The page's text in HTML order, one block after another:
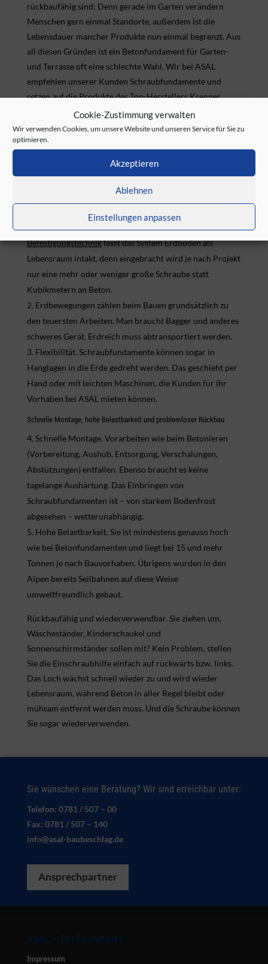
Cookie-Zustimmung verwalten
Wir verwenden Cookies, um unsere Website und unseren Service für Sie zu
optimieren.
Akzeptieren
Ablehnen
Einstellungen anpassen
rückbaufähig sind: Denn gerade im Garten verändern
Menschen gern einmal Standorte, außerdem ist die
Lebensdauer mancher Produkte nun einmal begrenzt. Aus
all diesen Gründen ist ein Betonfundament für Garten-
und Terrasse oft eine schlechte Wahl. Wir bei ASAL
empfehlen unserer Kunden Schraubfundamente und
setzen auf die Produkte des Top-Herstellers Krenner.
Die ökologisch und wirtschaftlich beste Lösung in der
dem Online-Shop von ASAL zu Garten & Terrassenbau:
Befestigungstechniklässt das System Erdboden als
Lebensraum intakt, denn eingebracht wird je nach Projekt
nur eine mehr oder weniger große Schraube statt
Kubikmetern an Beton.
Erdbewegungen zählen beim Bauen grundsätzlich zu
den teuersten Arbeiten. Man braucht Bagger und anderes
schweres Gerät, Erdreich muss abtransportiert werden.
Flexibilität. Schraubfundamente können sogar in
Hanglagen in die Erde gedreht werden. Das geschieht per
Hand oder mit leichten Maschinen, die Kunden für ihr
Vorhaben bei ASAL mieten können.
Schnelle Montage, hohe Belastbarkeit und problemloser Rückbau
Schnelle Montage. Vorarbeiten wie beim Betonieren
(Vorbereitung, Aushub, Entsorgung, Verschalungen,
Abstützungen) entfallen. Ebenso braucht es keine
tagelange Aushärtung. Das Einbringen von
Schraubfundamenten ist – von starkem Bodenfrost
abgesehen – wetterunabhängig.
Hohe Belastbarkeit. Sie ist mindestens genauso hoch
wie bei Betonfundamenten und liegt bei 15 und mehr
Tonnen je nach Bauvorhaben. Übrigens wurden in den
Alpen bereits Seilbahnen auf diese Weise
umweltfreundlich gebaut.
Rückbaufähig und wiederverwendbar. Sie ziehen um,
Wäscheständer, Kinderschaukel und
Sonnenschirmständer sollen mit? Kein Problem, stellen
Sie die Einschraubhilfe einfach auf rückwärts bzw. links.
Das Loch wächst schnell wieder zu und wird wieder
Lebensraum, während Beton in aller Regel bleibt oder
mühsam entfernt werden muss. Und die Schraube können
Sie sogar wiederverwenden.
Sie wünschen eine Beratung? Wir sind erreichbar unter:
Telefon: 0781 / 507 – 00
Fax: 0781 / 507 – 140
info@asal-baubeschlag.de
Ansprechpartner
ASAL – Der Fachmarkt
Impressum